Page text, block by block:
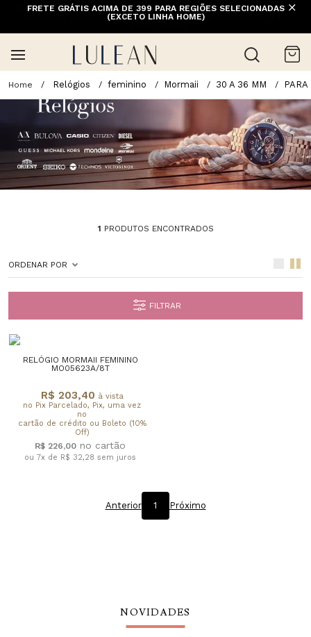
FRETE GRÁTIS ACIMA DE 399 PARA REGIÕES SELECIONADAS
(EXCETO LINHA HOME)
Relógios feminino Mormaii 30 A 36 MM PARA
1 PRODUTOS ENCONTRADOS
ORDENAR POR
FILTRAR
RELÓGIO MORMAII FEMININO
MO05623A/8T
R$ 203,40 à vista
no Pix Parcelado, Pix, uma vez
no
cartão de crédito ou Boleto (10%
Off)
R$ 226,00
ou 7x de R$ 32,28 sem juros
Anterior 1 Próximo
NOVIDADES